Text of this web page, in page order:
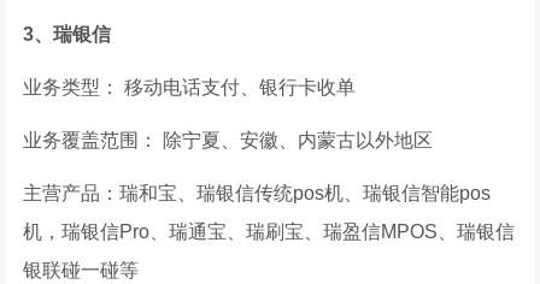
3、瑞银信
业务类型： 移动电话支付、银行卡收单
业务覆盖范围： 除宁夏、安徽、内蒙古以外地区
主营产品：瑞和宝、瑞银信传统pos机、瑞银信智能pos
机，瑞银信Pro、瑞通宝、瑞刷宝、瑞盈信MPOS、瑞银信
银联碰一碰等